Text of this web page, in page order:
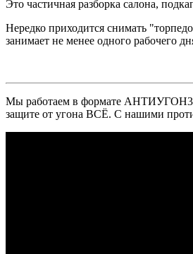
Это частичная разборка салона,
Нередко приходится снимать
занимает не менее одного рабочего
Мы работаем в формате АНТИУГОН34
защите от угона ВСЁ. С нашими